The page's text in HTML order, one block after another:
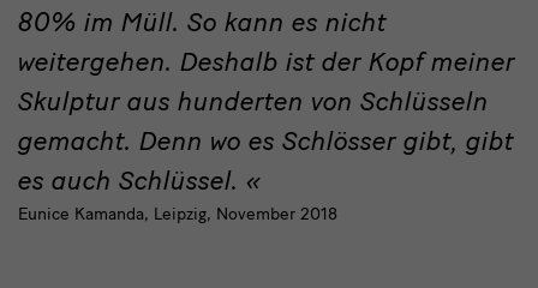
80% im Müll. So kann es nicht
weitergehen. Deshalb ist der Kopf meiner
Skulptur aus hunderten von Schlüsseln
gemacht. Denn wo es Schlösser gibt, gibt
es auch Schlüssel.
Eunice Kamanda, Leipzig, November 2018